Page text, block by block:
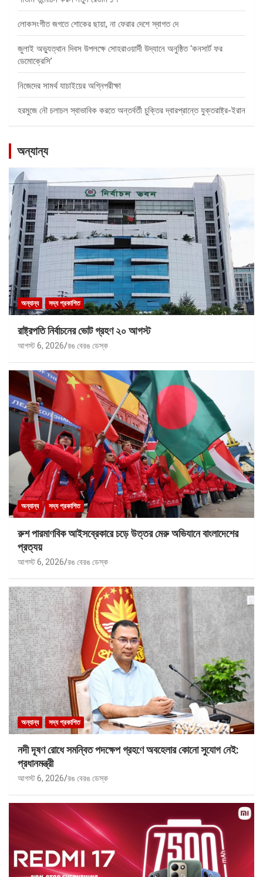
লোকসংগীত জগতে শোকের ছায়া, না ফেরার দেশে স্বাগত দে
জুলাই অভ্যুত্থান দিবস উপলক্ষে সোহরাওয়ার্দী উদ্যানে অনুষ্ঠিত ‘কনসার্ট ফর
ডেমোক্রেসি’
নিজেদের সামর্থ যাচাইয়ের অগ্নিপরীক্ষা
হরমুজে নৌ চলাচল স্বাভাবিক করতে অন্তর্বর্তী চুক্তির দ্বারপ্রান্তে যুক্তরাষ্ট্র-ইরান
অন্যান্য
অন্যান্য সদ্য প্রকাশিত
রাষ্ট্রপতি নির্বাচনের ভোট গ্রহণ ২০ আগস্ট
আগস্ট 6, 2026 রঙ বেরঙ ডেস্ক
অন্যান্য সদ্য প্রকাশিত
রুশ পারমাণবিক আইসব্রেকারে চড়ে উত্তর মেরু অভিযানে বাংলাদেশের
প্রত্যয়
আগস্ট 6, 2026 রঙ বেরঙ ডেস্ক
অন্যান্য সদ্য প্রকাশিত
নদী দূষণ রোধে সমন্বিত পদক্ষেপ গ্রহণে অবহেলার কোনো সুযোগ নেই:
প্রধানমন্ত্রী
আগস্ট 6, 2026 রঙ বেরঙ ডেস্ক